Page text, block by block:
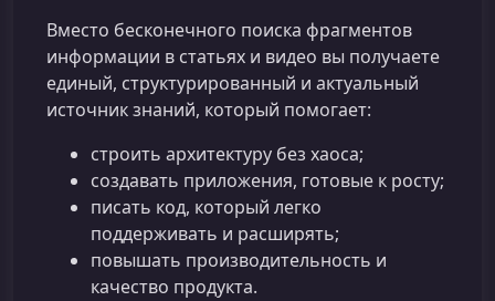
Вместо бесконечного поиска фрагментов
информации в статьях и видео вы получаете
единый, структурированный и актуальный
источник знаний, который помогает:
строить архитектуру без хаоса;
создавать приложения, готовые к росту;
писать код, который легко
поддерживать и расширять;
повышать производительность и
качество продукта.